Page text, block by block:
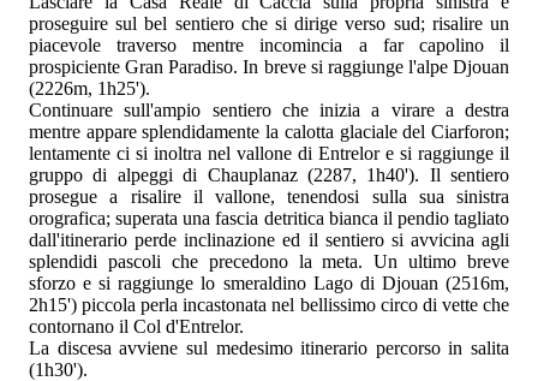
proseguire sul bel sentiero che si dirige verso sud; risalire un
piacevole traverso mentre incomincia a far capolino il
prospiciente Gran Paradiso. In breve si raggiunge l'alpe Djouan
(2226m, 1h25').
Continuare sull'ampio sentiero che inizia a virare a destra
mentre appare splendidamente la calotta glaciale del Ciarforon;
lentamente ci si inoltra nel vallone di Entrelor e si raggiunge il
gruppo di alpeggi di Chauplanaz (2287, 1h40'). Il sentiero
prosegue a risalire il vallone, tenendosi sulla sua sinistra
orografica; superata una fascia detritica bianca il pendio tagliato
dall'itinerario perde inclinazione ed il sentiero si avvicina agli
splendidi pascoli che precedono la meta. Un ultimo breve
sforzo e si raggiunge lo smeraldino Lago di Djouan (2516m,
2h15') piccola perla incastonata nel bellissimo circo di vette che
contornano il Col d'Entrelor.
La discesa avviene sul medesimo itinerario percorso in salita
(1h30').